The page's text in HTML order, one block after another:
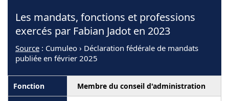
Les mandats, fonctions et professions
exercés par Fabian Jadot en 2023
Source : Cumuleo › Déclaration fédérale de mandats
publiée en février 2025
Membre du conseil d'administration